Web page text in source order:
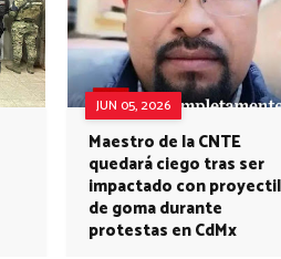
JUN 05, 2026
Maestro de la CNTE
quedará ciego tras ser
impactado con proyectil
de goma durante
protestas en CdMx